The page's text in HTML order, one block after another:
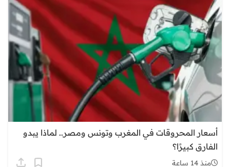
أسعار المحروقات في المغرب وتونس ومصر.. لماذا يبدو
الفارق كبيرًا؟
منذ 14 ساعة